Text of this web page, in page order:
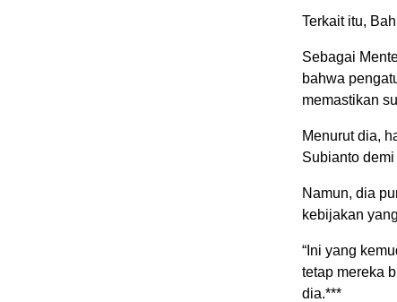
Terkait itu,
Sebagai
bahwa
memastikan
Menurut dia,
Subianto
Namun, dia
kebijakan
“Ini yang
tetap mereka
dia.***